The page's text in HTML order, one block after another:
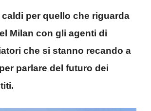
per quello che riguarda
Milan con gli agenti di
che si stanno recando a
parlare del futuro dei